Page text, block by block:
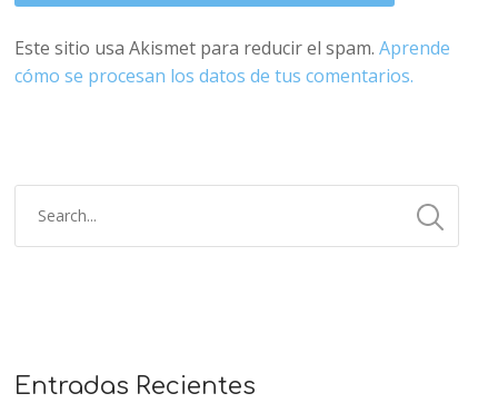
Este sitio usa Akismet para reducir el spam.Aprende
cómo se procesan los datos de tus comentarios.
Entradas Recientes